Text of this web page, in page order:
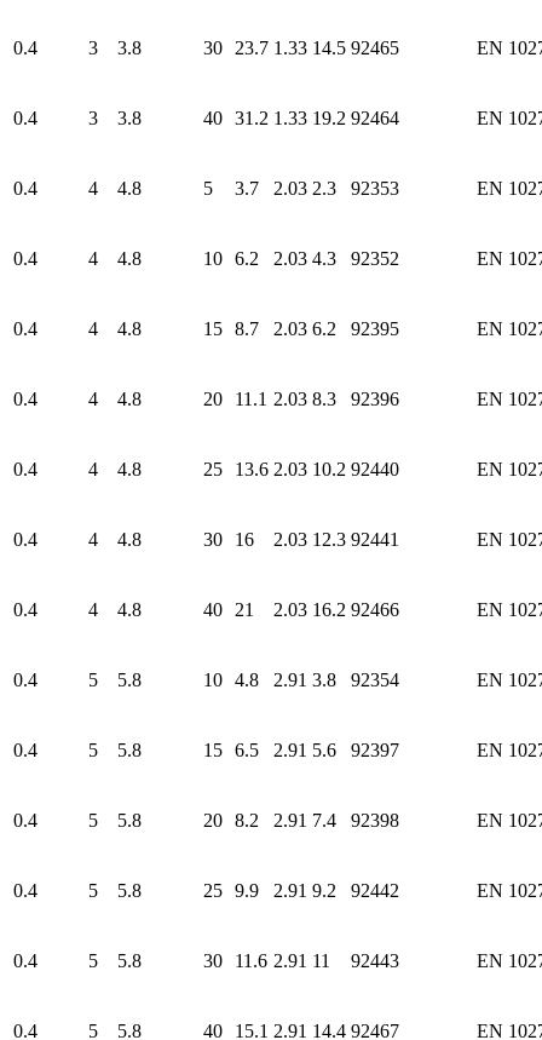
0.4 3 3.8 30 23.7 1.33 14.5 92465 EN
0.4 3 3.8 40 31.2 1.33 19.2 92464 EN
0.4 4 4.8 5 3.7 2.03 2.3 92353 EN
0.4 4 4.8 10 6.2 2.03 4.3 92352 EN
0.4 4 4.8 15 8.7 2.03 6.2 92395 EN
0.4 4 4.8 20 11.1 2.03 8.3 92396 EN
0.4 4 4.8 25 13.6 2.03 10.2 92440 EN
0.4 4 4.8 30 16 2.03 12.3 92441 EN
0.4 4 4.8 40 21 2.03 16.2 92466 EN
0.4 5 5.8 10 4.8 2.91 3.8 92354 EN
0.4 5 5.8 15 6.5 2.91 5.6 92397 EN
0.4 5 5.8 20 8.2 2.91 7.4 92398 EN
0.4 5 5.8 25 9.9 2.91 9.2 92442 EN
0.4 5 5.8 30 11.6 2.91 11 92443 EN
0.4 5 5.8 40 15.1 2.91 14.4 92467 EN